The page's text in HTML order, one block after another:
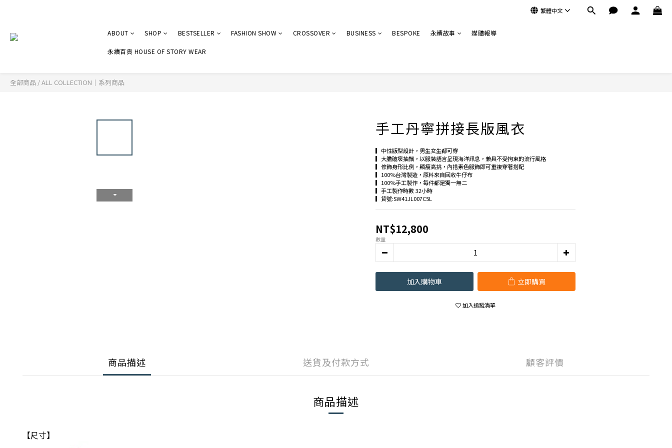
繁體中文
ABOUT SHOP BESTSELLER FASHION SHOW CROSSOVER BUSINESS BESPOKE 永續故事 媒體報導
永續百貨 HOUSE OF STORY WEAR
全部商品 /ALL COLLECTION｜系列商品
手工丹寧拼接長版風衣
▎中性版型設計，男生女生都可穿
▎大膽破壞抽鬚，以服裝語言呈現海洋訊息，兼具不受拘束的流行風格
▎修飾身形比例，顯瘦高挑，內搭素色服飾即可重複穿著搭配
▎100%台灣製造，原料來自回收牛仔布
▎100%手工製作，每件都是獨一無二
▎手工製作時數 32小時
▎貨號:SW41JL007C5L
NT$12,800
數量
加入購物車 立即購買
加入追蹤清單
商品描述 送貨及付款方式 顧客評價
商品描述
【尺寸】